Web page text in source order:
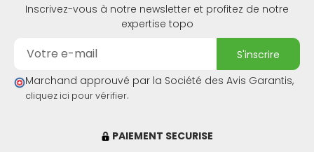
PAIEMENT SECURISE
Inscrivez-vous à notre newsletter et profitez de notre
expertise topo
s'inscrire
Marchand approuvé par la Société des Avis Garantis,
cliquez ici pour vérifier.